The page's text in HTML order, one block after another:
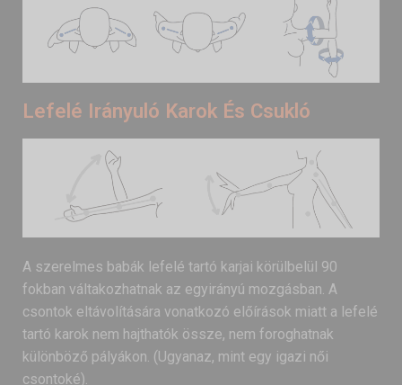
Lefelé Irányuló Karok És Csukló
A szerelmes babák lefelé tartó karjai körülbelül 90
fokban váltakozhatnak az egyirányú mozgásban. A
csontok eltávolítására vonatkozó előírások miatt a lefelé
tartó karok nem hajthatók össze, nem foroghatnak
különböző pályákon. (Ugyanaz, mint egy igazi női
csontoké).